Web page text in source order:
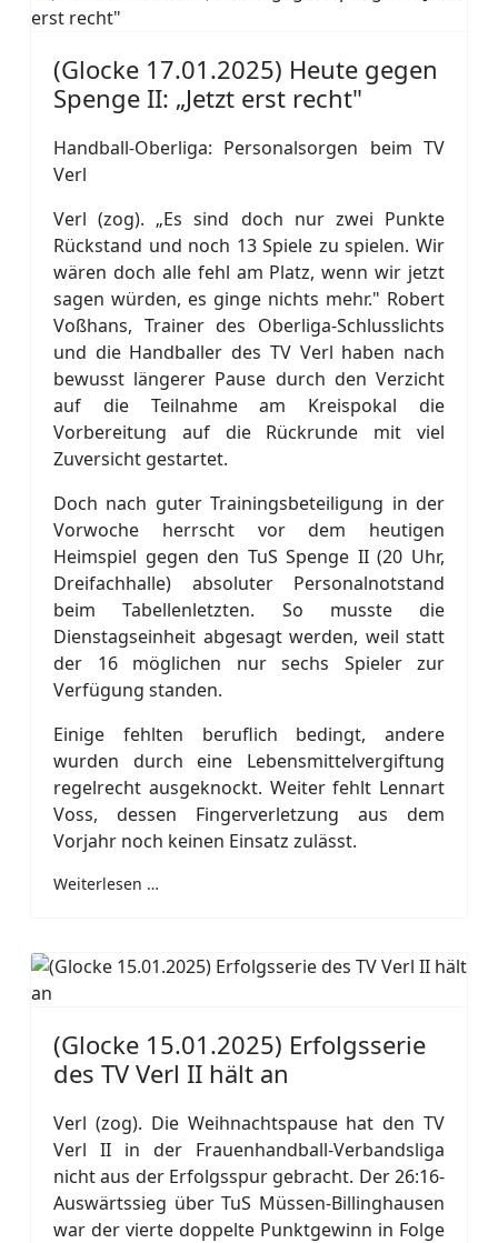
(Glocke 17.01.2025) Heute gegen
Spenge II: „Jetzt erst recht"
Handball-Oberliga: Personalsorgen beim TV
Verl
Verl (zog). „Es sind doch nur zwei Punkte
Rückstand und noch 13 Spiele zu spielen. Wir
wären doch alle fehl am Platz, wenn wir jetzt
sagen würden, es ginge nichts mehr." Robert
Voßhans, Trainer des Oberliga-Schlusslichts
und die Handballer des TV Verl haben nach
bewusst längerer Pause durch den Verzicht
auf die Teilnahme am Kreispokal die
Vorbereitung auf die Rückrunde mit viel
Zuversicht gestartet.
Doch nach guter Trainingsbeteiligung in der
Vorwoche herrscht vor dem heutigen
Heimspiel gegen den TuS Spenge II (20 Uhr,
Dreifachhalle) absoluter Personalnotstand
beim Tabellenletzten. So musste die
Dienstagseinheit abgesagt werden, weil statt
der 16 möglichen nur sechs Spieler zur
Verfügung standen.
Einige fehlten beruflich bedingt, andere
wurden durch eine Lebensmittelvergiftung
regelrecht ausgeknockt. Weiter fehlt Lennart
Voss, dessen Fingerverletzung aus dem
Vorjahr noch keinen Einsatz zulässt.
Weiterlesen …
(Glocke 15.01.2025) Erfolgsserie
des TV Verl II hält an
Verl (zog). Die Weihnachtspause hat den TV
Verl II in der Frauenhandball-Verbandsliga
nicht aus der Erfolgsspur gebracht. Der 26:16-
Auswärtssieg über TuS Müssen-Billinghausen
war der vierte doppelte Punktgewinn in Folge